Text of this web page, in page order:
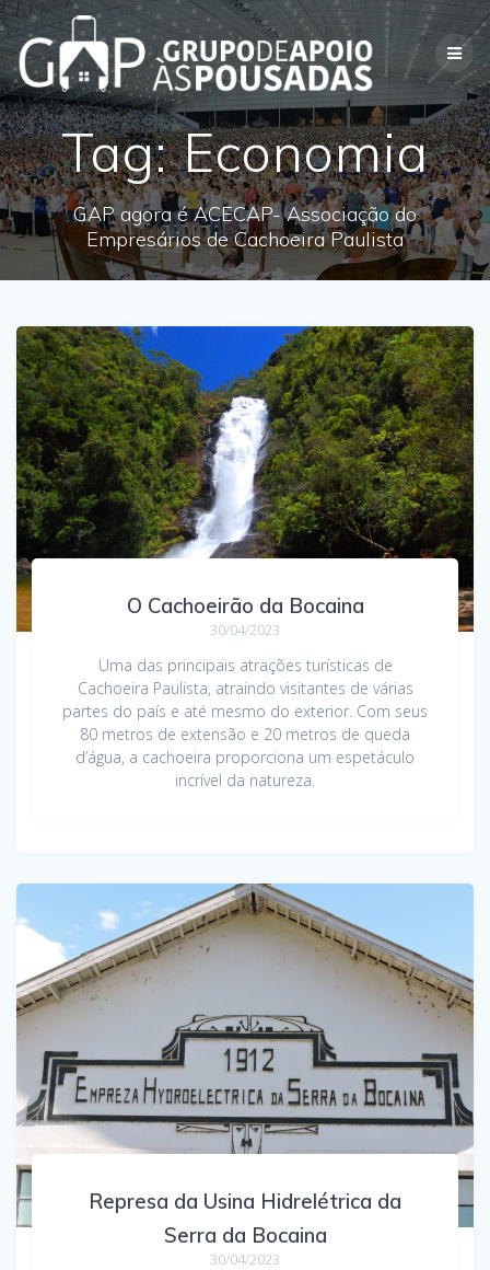
Skip
content
Tag:Economia
GAP agora é ACECAP- Associação do
Empresários de Cachoeira Paulista
O Cachoeirão da Bocaina
30/04/2023
Uma das principais atrações turísticas de
Cachoeira Paulista, atraindo visitantes de várias
partes do país e até mesmo do exterior. Com seus
80 metros de extensão e 20 metros de queda
d’água, a cachoeira proporciona um espetáculo
incrível da natureza.
Represa da Usina Hidrelétrica da
Serra da Bocaina
30/04/2023